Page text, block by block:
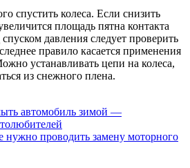
спустить колеса. Если снизить
площадь пятна контакта
давления следует проверить
правило касается применения
устанавливать цепи на колеса,
из снежного плена.
автомобиль зимой —
нужно проводить замену моторного